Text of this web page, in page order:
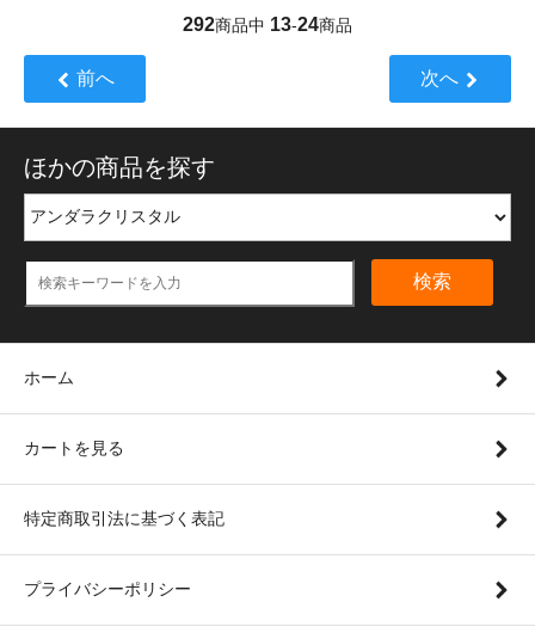
292商品中 13-24商品
前へ 次へ
ほかの商品を探す
検索
ホーム
カートを見る
特定商取引法に基づく表記
プライバシーポリシー